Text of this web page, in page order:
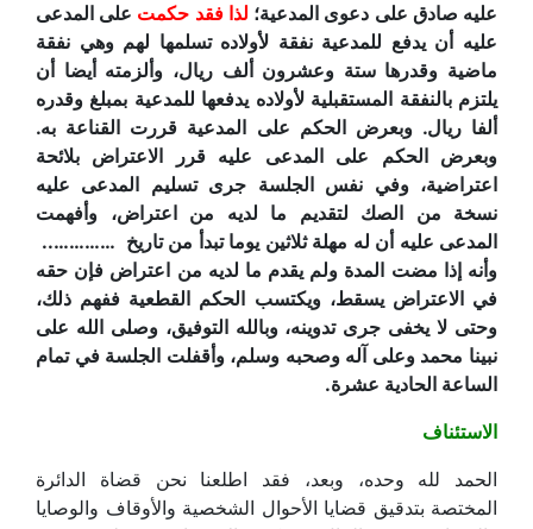
عليه صادق على دعوى المدعية؛ لذا فقد حكمت على المدعى
عليه أن يدفع للمدعية نفقة لأولاده تسلمها لهم وهي نفقة
ماضية وقدرها ستة وعشرون ألف ريال، وألزمته أيضا أن
يلتزم بالنفقة المستقبلية لأولاده يدفعها للمدعية بمبلغ وقدره
ألفا ريال. وبعرض الحكم على المدعية قررت القناعة به.
وبعرض الحكم على المدعى عليه قرر الاعتراض بلائحة
اعتراضية، وفي نفس الجلسة جرى تسليم المدعى عليه
نسخة من الصك لتقديم ما لديه من اعتراض، وأفهمت
المدعى عليه أن له مهلة ثلاثين يوما تبدأ من تاريخ …………..
وأنه إذا مضت المدة ولم يقدم ما لديه من اعتراض فإن حقه
في الاعتراض يسقط، ويكتسب الحكم القطعية ففهم ذلك،
وحتى لا يخفى جرى تدوينه، وبالله التوفيق، وصلى الله على
نبينا محمد وعلى آله وصحبه وسلم، وأقفلت الجلسة في تمام
الساعة الحادية عشرة.
الاستئناف
الحمد لله وحده، وبعد، فقد اطلعنا نحن قضاة الدائرة
المختصة بتدقيق قضايا الأحوال الشخصية والأوقاف والوصايا